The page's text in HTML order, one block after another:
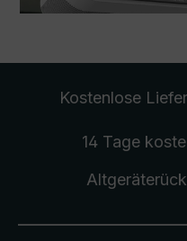
Kostenlose
14 Tage